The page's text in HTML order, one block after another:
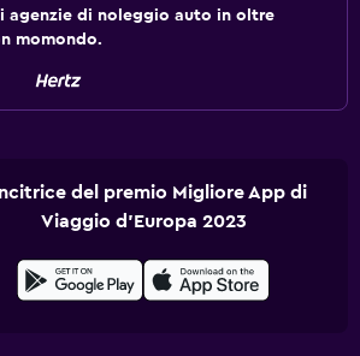
agenzie di noleggio auto in oltre
momondo.
del premio Migliore App di
Viaggio d'Europa 2023